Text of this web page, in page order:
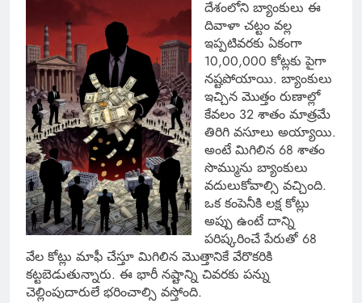
దేశంలోని బ్యాంకులు ఈ
దివాళా చట్టం వల్ల
ఇప్పటివరకు ఏకంగా
10,00,000 కోట్లకు పైగా
నష్టపోయాయి. బ్యాంకులు
ఇచ్చిన మొత్తం రుణాల్లో
కేవలం 32 శాతం మాత్రమే
తిరిగి వసూలు అయ్యాయి.
అంటే మిగిలిన 68 శాతం
సొమ్మును బ్యాంకులు
వదులుకోవాల్సి వచ్చింది.
ఒక కంపెనీకి లక్ష కోట్లు
అప్పు ఉంటే దాన్ని
పరిష్కరించే పేరుతో 68
వేల కోట్లు మాఫీ చేస్తూ మిగిలిన మొత్తానికే వేరొకరికి
కట్టబెడుతున్నారు. ఈ భారీ నష్టాన్ని చివరకు పన్ను
చెల్లింపుదారులే భరించాల్సి వస్తోంది.